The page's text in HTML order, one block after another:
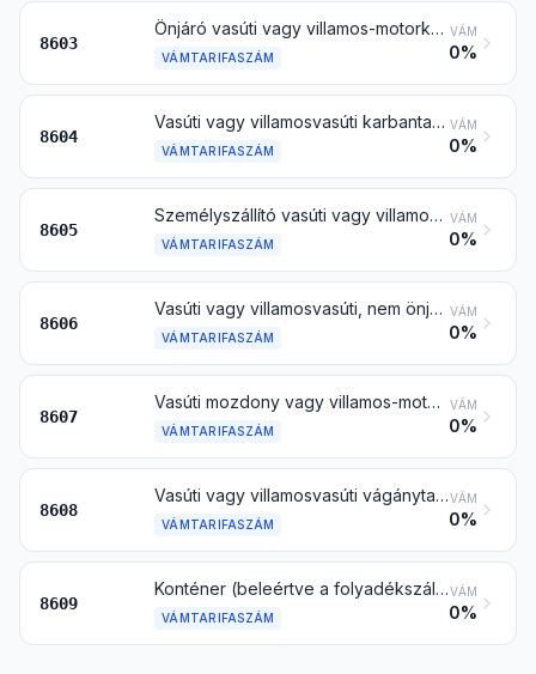
8603
Önjáró vasúti vagy villamos-motorkocsi, személy-, poggyász- és teherszállító motorkocsi, a 8604 vtsz. alá tartozó kivételével
VÁMTARIFASZÁM
VÁM
0%
8604
Vasúti vagy villamosvasúti karbantartó vagy szervízkocsi, önjáró is (pl. műhelykocsi, darus kocsi, talpfaaláverő, vágányrakó kocsi, mérőkocsi és vonalvizsgáló kocsi)
VÁMTARIFASZÁM
VÁM
0%
8605
Személyszállító vasúti vagy villamosvasúti, nem önjáró kocsi; csomagszállító (poggyász-) kocsi, postakocsi és más különleges célra szolgáló vasúti vagy villamosvasúti, nem önjáró kocsi (a 8604 vtsz. alá tartozó kivételével)
VÁMTARIFASZÁM
VÁM
0%
8606
Vasúti vagy villamosvasúti, nem önjáró teherkocsi és -vagon
VÁMTARIFASZÁM
VÁM
0%
8607
Vasúti mozdony vagy villamos-motorkocsi vagy sínhez kötött más jármű alkatrészei
VÁMTARIFASZÁM
VÁM
0%
8608
Vasúti vagy villamosvasúti vágánytartozék és felszerelés; mechanikus (beleértve az elektromechanikusat is) ellenőrző, jelző- vagy biztonsági berendezés vasút, villamosvasút, közút, belvízi út, parkolóhely, kikötő vagy repülőtér számára; mindezek alkatrészei
VÁMTARIFASZÁM
VÁM
0%
8609
Konténer (beleértve a folyadékszállításra alkalmasat is) egy vagy több szállítási módra különlegesen kialakítva és felszerelve
VÁMTARIFASZÁM
VÁM
0%